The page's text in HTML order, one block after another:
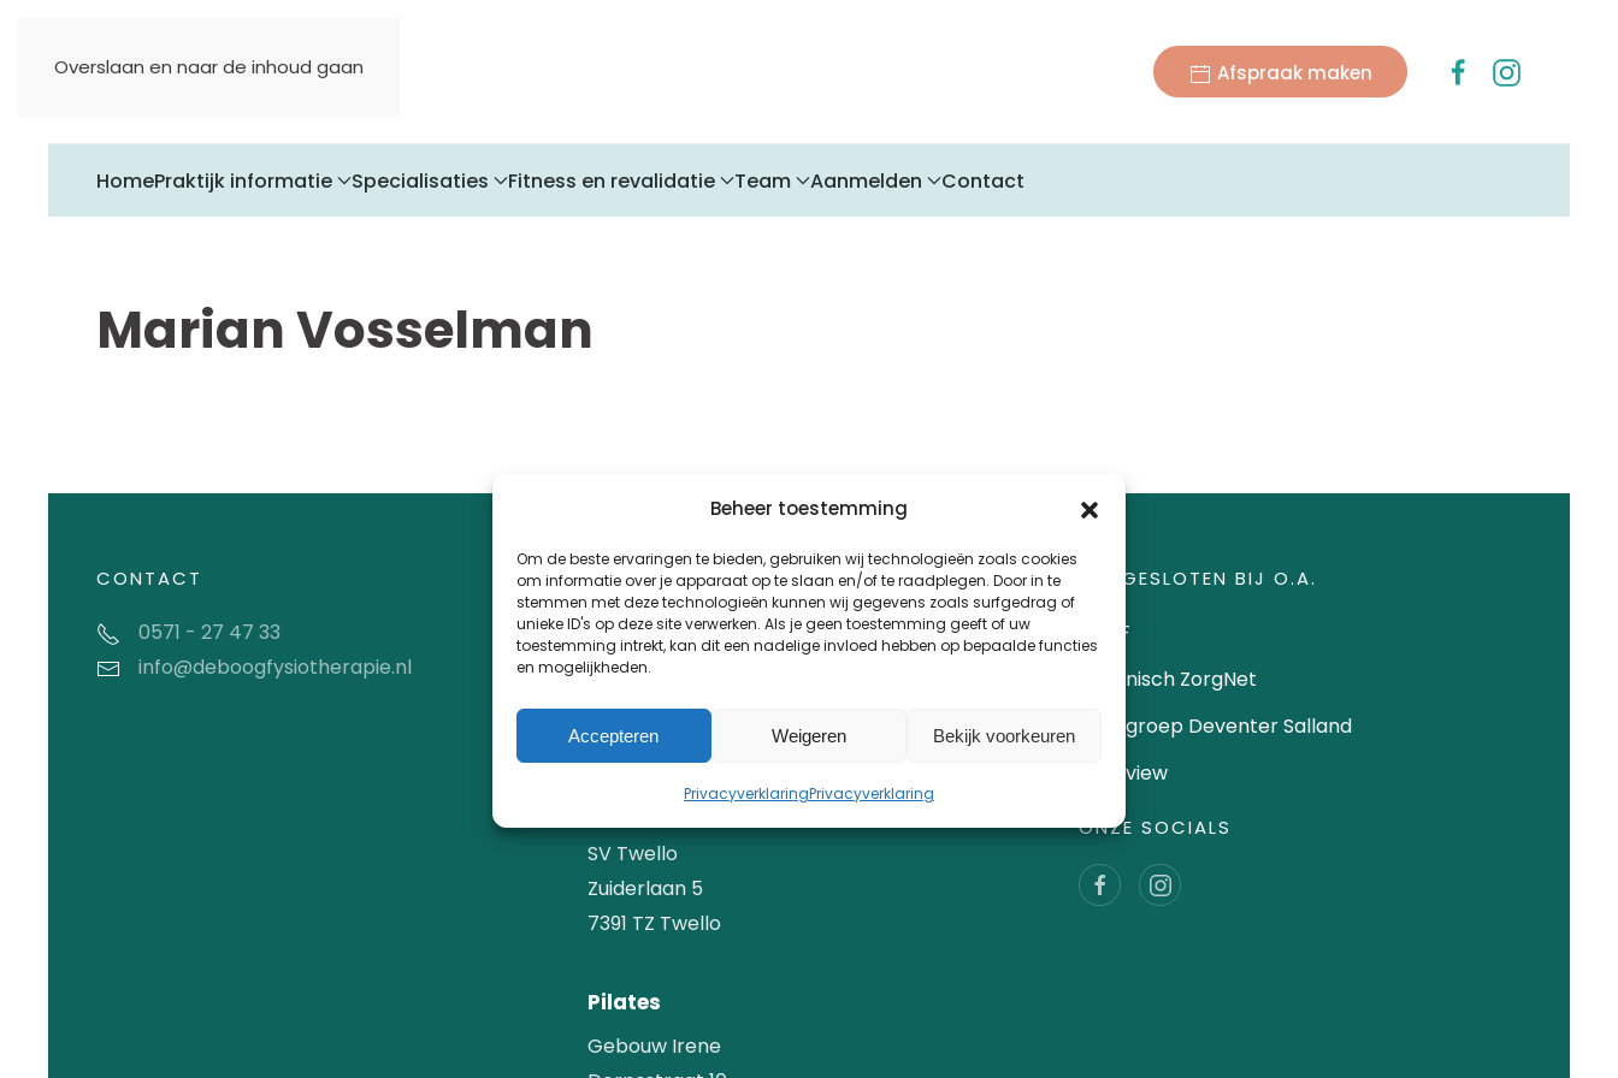
Beheer toestemming
Om de beste ervaringen te bieden, gebruiken wij technologieën zoals cookies
om informatie over je apparaat op te slaan en/of te raadplegen. Door in te
stemmen met deze technologieën kunnen wij gegevens zoals surfgedrag of
unieke ID's op deze site verwerken. Als je geen toestemming geeft of uw
toestemming intrekt, kan dit een nadelige invloed hebben op bepaalde functies
en mogelijkheden.
Accepteren Weigeren Bekijk voorkeuren
PrivacyverklaringPrivacyverklaring
Overslaan en naar de inhoud gaan Afspraak maken
HomePraktijk informatie Specialisaties Fitness en revalidatie Team Aanmelden Contact
Marian Vosselman
CONTACT
0571 - 27 47 33
info@deboogfysiotherapie.nl
LOCATIES
Fysiotherapie
7391 CA Twello
SV Twello
Zuiderlaan 5
7391 TZ Twello
Pilates
Gebouw Irene
AANGESLOTEN BIJ O.A.
KNGF
Chronisch ZorgNet
Fysiogroep Deventer Salland
Qualiview
ONZE SOCIALS